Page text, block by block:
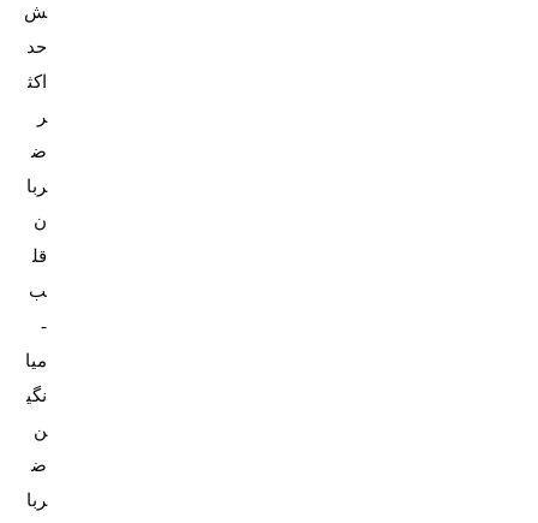
ش
حد
اکث
ر
ض
ربا
ن
قل
ب
-
میا
نگی
ن
ض
ربا